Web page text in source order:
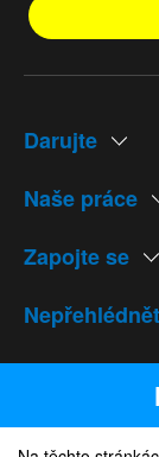
Darujte
Naše práce
Zapojte se
Naše weby